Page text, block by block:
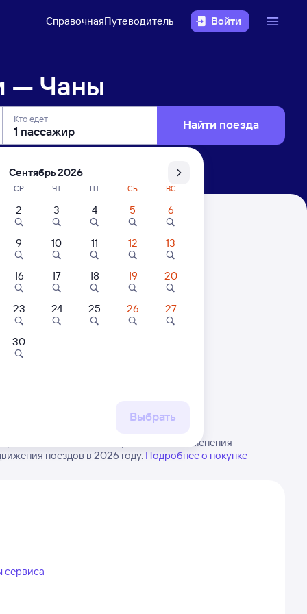
СправочнаяПутеводитель Войти
— Чаны
Кто едет Найти поезда
в Чаны. Имейте в виду, возможны изменения
поездов в 2026 году. Подробнее о покупке
сервиса
Сентябрь 2026
СР ЧТ ПТ СБ ВС
2 3 4 5 6
9 10 11 12 13
16 17 18 19 20
23 24 25 26 27
30
Выбрать